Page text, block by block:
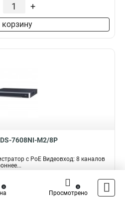
+
корзину
7608NI-M2/8P
с PoE Видеовход: 8 каналов
Сравнить
0
Просмотрено
0